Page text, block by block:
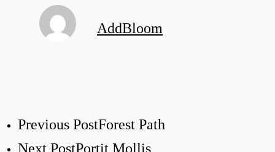
AddBloom
Previous PostForest Path
Next PostPortit Mollis